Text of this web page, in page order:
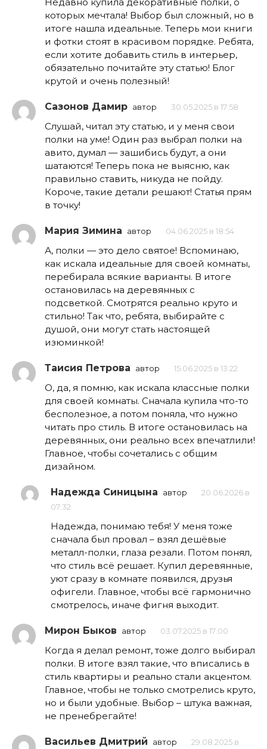
которых мечтала! Выбор был сложный, но в
итоге нашла идеальные. Теперь мои книги
и фотки стоят в красивом порядке. Ребята,
если хотите добавить стиль в интерьер,
обязательно почитайте эту статью! Блог
крутой и очень полезный!
Сазонов Дамир автор 30.05.2025 в 17:58
Слушай, читал эту статью, и у меня свои
полки на уме! Один раз выбрал полки на
авито, думал — зашибись будут, а они
шатаются! Теперь пока не выясню, как
правильно ставить, никуда не пойду.
Короче, такие детали решают! Статья прям
в точку!
Мария Зимина автор 04.06.2025 в 18:54
А, полки — это дело святое! Вспоминаю,
как искала идеальные для своей комнаты,
перебирала всякие варианты. В итоге
остановилась на деревянных с
подсветкой. Смотрятся реально круто и
стильно! Так что, ребята, выбирайте с
душой, они могут стать настоящей
изюминкой!
Таисия Петрова автор 15.06.2025 в 13:22
О, да, я помню, как искала классные полки
для своей комнаты. Сначала купила что-то
бесполезное, а потом поняла, что нужно
читать про стиль. В итоге остановилась на
деревянных, они реально всех впечатлили!
Главное, чтобы сочетались с общим
дизайном.
Надежда Синицына автор
20.06.2026 в
07:32
Надежда, понимаю тебя! У меня тоже
сначала был провал – взял дешёвые
металл-полки, глаза резали. Потом понял,
что стиль всё решает. Купил деревянные,
уют сразу в комнате появился, друзья
офигели. Главное, чтобы всё гармонично
смотрелось, иначе фигня выходит.
Мирон Быков автор 03.07.2025 в 17:00
Когда я делал ремонт, тоже долго выбирал
полки. В итоге взял такие, что вписались в
стиль квартиры и реально стали акцентом.
Главное, чтобы не только смотрелись круто,
но и были удобные. Выбор – штука важная,
не пренебрегайте!
Васильев Дмитрий автор
29.08.2025 в